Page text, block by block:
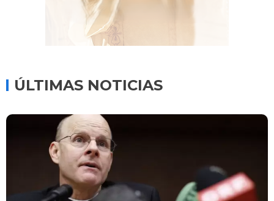
ÚLTIMAS NOTICIAS